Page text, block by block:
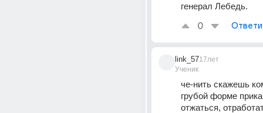
генерал Лебедь.
0
link_57
Ученик
17лет
че-нить скажешь
грубой форме
отжаться,